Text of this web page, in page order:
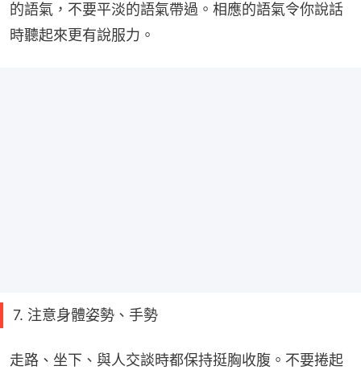
的語氣，不要平淡的語氣帶過。相應的語氣令你說話
時聽起來更有說服力。
7. 注意身體姿勢、手勢
走路、坐下、與人交談時都保持挺胸收腹。不要捲起